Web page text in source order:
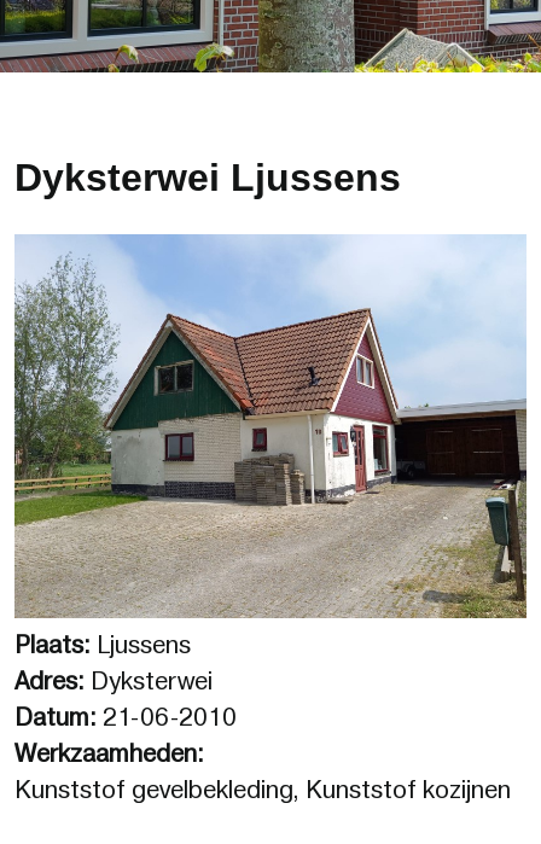
Dyksterwei Ljussens
Plaats: Ljussens
Adres: Dyksterwei
Datum: 21-06-2010
Werkzaamheden:
Kunststof gevelbekleding, Kunststof kozijnen